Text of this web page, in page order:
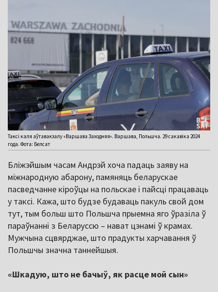
Таксі каля аўтавакзалу «Варшава Заходняя». Варшава, Польшча. 29 сакавіка 2024
года. Фота: Белсат
Бліжэйшым часам Андрэй хоча падаць заяву на
міжнародную абарону, памяняць беларускае
пасведчанне кіроўцы на польскае і пайсці працаваць
у таксі. Кажа, што будзе будаваць пакуль свой дом
тут, тым больш што Польшча прыемна яго ўразіла ў
параўнанні з Беларуссю – нават цэнамі ў крамах.
Мужчына сцвярджае, што прадукты харчавання ў
Польшчы значна таннейшыя.
«Шкадую, што не бачыў, як расце мой сын»